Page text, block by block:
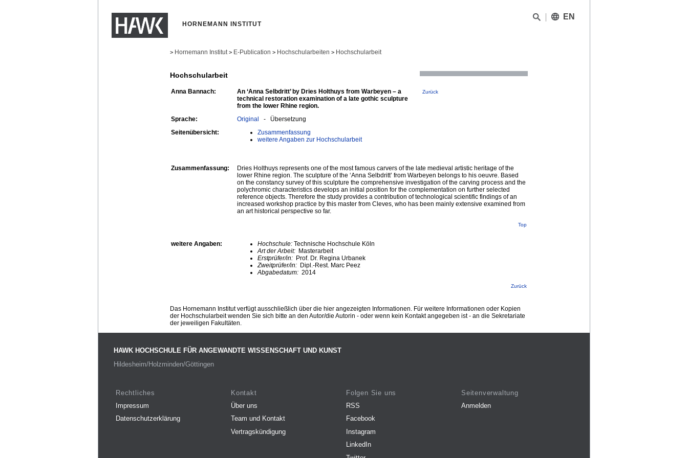
HORNEMANN INSTITUT
EN
> Hornemann Institut > E-Publication > Hochschularbeiten > Hochschularbeit
Hochschularbeit
Anna Bannach:
An ‘Anna Selbdritt’ by Dries Holthuys from Warbeyen – a
technical restoration examination of a late gothic sculpture
from the lower Rhine region.
Zurück
Sprache: Original - Übersetzung
Seitenübersicht:
Zusammenfassung
weitere Angaben zur Hochschularbeit
Zusammenfassung:
Dries Holthuys represents one of the most famous carvers of the late medieval artistic heritage of the
lower Rhine region. The sculpture of the ‘Anna Selbdritt’ from Warbeyen belongs to his oeuvre. Based
on the constancy survey of this sculpture the comprehensive investigation of the carving process and the
polychromic characteristics develops an initial position for the complementation on further selected
reference objects. Therefore the study provides a contribution of technological scientific findings of an
increased workshop practice by this master from Cleves, who has been mainly extensive examined from
an art historical perspective so far.
Top
weitere Angaben: Hochschule: Technische Hochschule Köln
Art der Arbeit: Masterarbeit
Erstprüfer/in: Prof. Dr. Regina Urbanek
Zweitprüfer/in: Dipl.-Rest. Marc Peez
Abgabedatum: 2014
Zurück
Das Hornemann Institut verfügt ausschließlich über die hier angezeigten Informationen. Für weitere Informationen oder Kopien
der Hochschularbeit wenden Sie sich bitte an den Autor/die Autorin - oder wenn kein Kontakt angegeben ist - an die Sekretariate
der jeweiligen Fakultäten.
HAWK HOCHSCHULE FÜR ANGEWANDTE WISSENSCHAFT UND KUNST
Hildesheim/Holzminden/Göttingen
Rechtliches
Impressum
Datenschutzerklärung
Kontakt
Über uns
Team und Kontakt
Vertragskündigung
Folgen Sie uns
RSS
Facebook
Instagram
LinkedIn
Seitenverwaltung
Anmelden